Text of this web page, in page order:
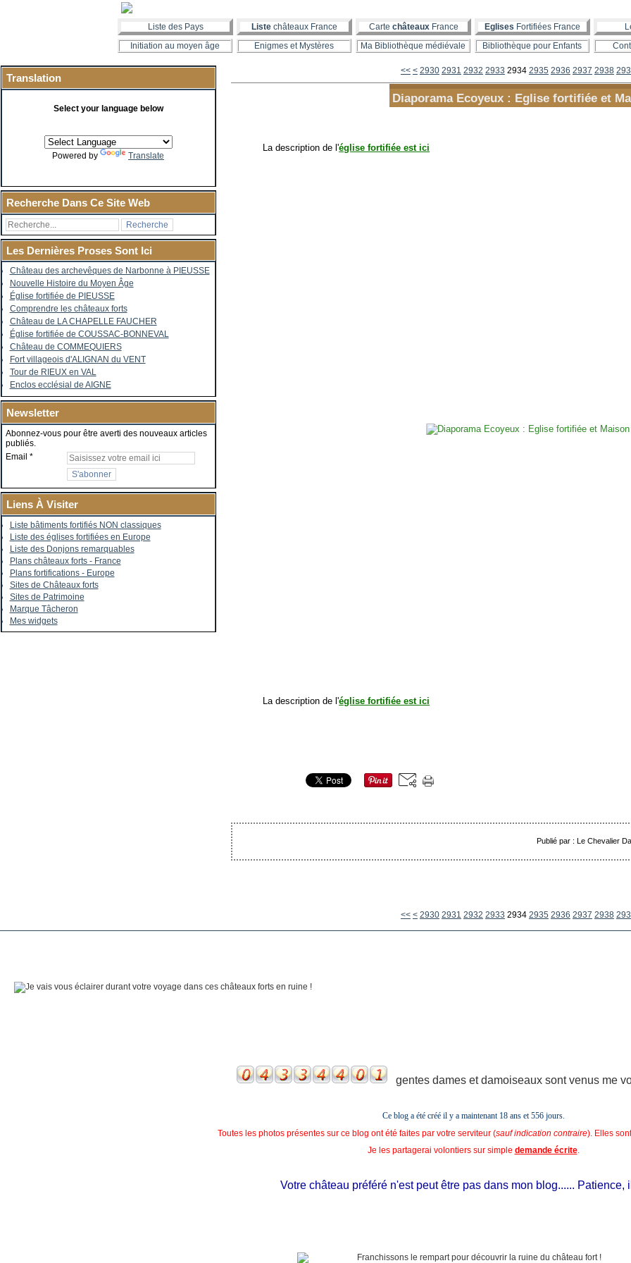
Liste des Pays Liste châteaux France Carte châteauxFrance Eglises Fortifiées France
Initiation au moyen âge
Enigmes et Mystères Ma Bibliothèque médiévale Bibliothèque pour Enfants
Translation
Select your language below
Powered by Translate
Recherche Dans Ce Site Web
Les Dernières Proses Sont Ici
Château des archevêques de Narbonne à PIEUSSE
Nouvelle Histoire du Moyen Âge
Église fortifiée de PIEUSSE
Comprendre les châteaux forts
Château de LA CHAPELLE FAUCHER
Église fortifiée de COUSSAC-BONNEVAL
Château de COMMEQUIERS
Fort villageois d'ALIGNAN du VENT
Tour de RIEUX en VAL
Enclos ecclésial de AIGNE
Newsletter
Abonnez-vous pour être averti des nouveaux articles
publiés.
Email
Liens À Visiter
Liste bâtiments fortifiés NON classiques
Liste des églises fortifiées en Europe
Liste des Donjons remarquables
Plans châteaux forts - France
Plans fortifications - Europe
Sites de Châteaux forts
Sites de Patrimoine
Marque Tâcheron
Mes widgets
<< < 2900
2910
2920
2930 2931 2932 2933 2934 2935 2936 2937 2938
Diaporama Ecoyeux : Eglise fortifiée et
La description de l'église fortifiée est ici
La description de l'église fortifiée est ici
Publié par : Le Chevalier
<< < 2900
2910
2920
2930 2931 2932 2933 2934 2935 2936 2937 2938
gentes dames et damoiseaux sont venus me
Ce blog a été créé il y a maintenant 18 ans et556 jours.
Toutes les photos présentes sur ce blog ont été faites par votre serviteur (sauf indication contraire). Elles
Je les partagerai volontiers sur simple demande écrite.
Votre château préféré n'est peut être pas dans mon blog...... Patience, il